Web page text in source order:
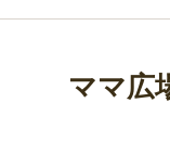
ママ広